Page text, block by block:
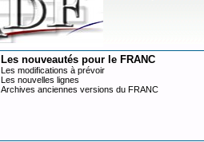
Les nouveautés pour le FRANC
Les modifications à prévoir
Les nouvelles lignes
Archives anciennes versions du FRANC